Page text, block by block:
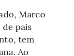
Marco
pais
tem
Ao